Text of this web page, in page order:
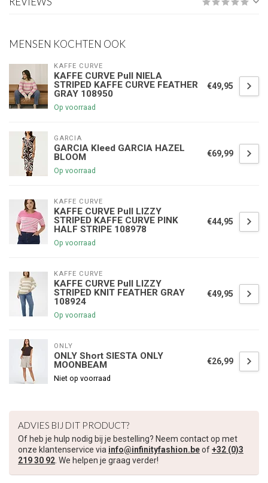
MENSEN KOCHTEN OOK
KAFFE CURVE
KAFFE CURVE Pull NIELA
STRIPED KAFFE CURVE FEATHER
GRAY 108950
Op voorraad
€49,95
GARCIA
GARCIA Kleed GARCIA HAZEL
BLOOM
Op voorraad
€69,99
KAFFE CURVE
KAFFE CURVE Pull LIZZY
STRIPED KAFFE CURVE PINK
HALF STRIPE 108978
Op voorraad
€44,95
KAFFE CURVE
KAFFE CURVE Pull LIZZY
STRIPED KNIT FEATHER GRAY
108924
Op voorraad
€49,95
ONLY
ONLY Short SIESTA ONLY
MOONBEAM
Niet op voorraad
€26,99
ADVIES BIJ DIT PRODUCT?
Of heb je hulp nodig bij je bestelling? Neem contact op met
onze klantenservice via info@infinityfashion.beof+32 (0)3
219 30 92. We helpen je graag verder!
€5,00 korting op je volgende bestelling
volgende aankoop! 😀